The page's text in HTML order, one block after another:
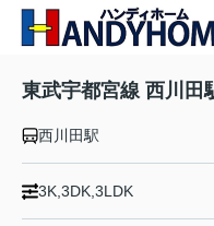
東武宇都宮線 西川田
西川田駅
3K,3DK,3LDK